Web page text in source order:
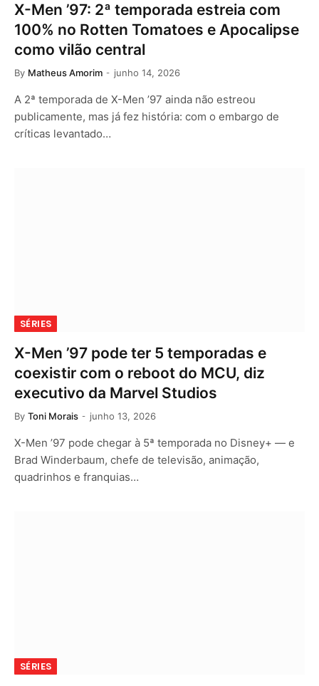
X-Men ’97: 2ª temporada estreia com
100% no Rotten Tomatoes e Apocalipse
como vilão central
By Matheus Amorim junho 14, 2026
A 2ª temporada de X-Men ’97 ainda não estreou
publicamente, mas já fez história: com o embargo de
críticas levantado…
SÉRIES
X-Men ’97 pode ter 5 temporadas e
coexistir com o reboot do MCU, diz
executivo da Marvel Studios
By Toni Morais junho 13, 2026
X-Men ’97 pode chegar à 5ª temporada no Disney+ — e
Brad Winderbaum, chefe de televisão, animação,
quadrinhos e franquias…
SÉRIES